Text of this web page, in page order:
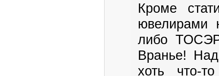
Кроме
ювелирами
либо
Вранье!
хоть что-